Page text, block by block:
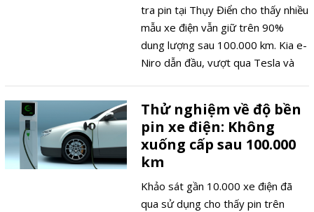
tra pin tại Thụy Điển cho thấy nhiều
mẫu xe điện vẫn giữ trên 90%
dung lượng sau 100.000 km. Kia e-
Niro dẫn đầu, vượt qua Tesla và
Thử nghiệm về độ bền
pin xe điện: Không
xuống cấp sau 100.000
km
Khảo sát gần 10.000 xe điện đã
qua sử dụng cho thấy pin trên